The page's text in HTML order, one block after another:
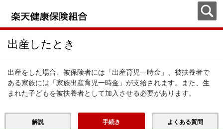
出産したとき
出産をした場合、被保険者には「出産育児一時金」、被扶養者で
ある家族には「家族出産育児一時金」が支給されます。また、生
まれた子どもを被扶養者として加入させる必要があります。
解説 手続き よくある質問